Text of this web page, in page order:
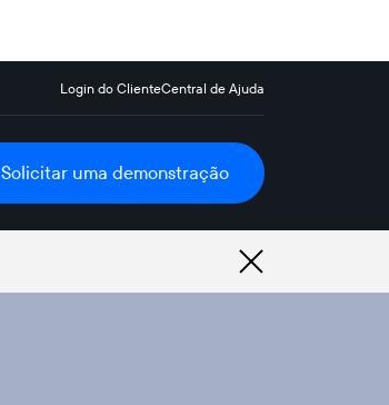
Login do ClienteCentral de Ajuda
Solicitar uma demonstração